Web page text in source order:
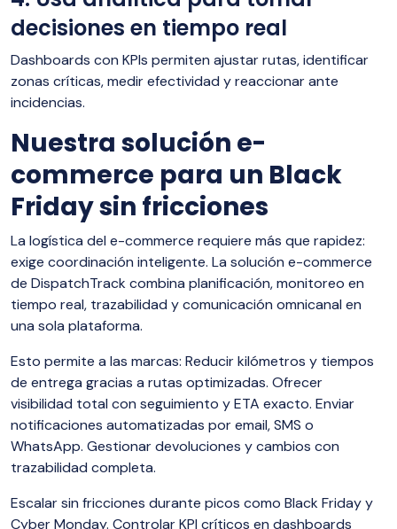
decisiones en tiempo real
Dashboards con KPIs permiten ajustar rutas, identificar
zonas críticas, medir efectividad y reaccionar ante
incidencias.
Nuestra solución e-
commerce para un Black
Friday sin fricciones
La logística del e-commerce requiere más que rapidez:
exige coordinación inteligente. La solución e-commerce
de DispatchTrack combina planificación, monitoreo en
tiempo real, trazabilidad y comunicación omnicanal en
una sola plataforma.
Esto permite a las marcas: Reducir kilómetros y tiempos
de entrega gracias a rutas optimizadas. Ofrecer
visibilidad total con seguimiento y ETA exacto. Enviar
notificaciones automatizadas por email, SMS o
WhatsApp. Gestionar devoluciones y cambios con
trazabilidad completa.
Escalar sin fricciones durante picos como Black Friday y
Cyber Monday. Controlar KPI críticos en dashboards